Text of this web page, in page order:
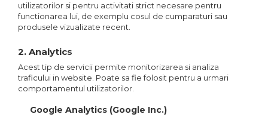
utilizatorilor si pentru activitati strict necesare pentru
functionarea lui, de exemplu cosul de cumparaturi sau
produsele vizualizate recent.
2. Analytics
Acest tip de servicii permite monitorizarea si analiza
traficului in website. Poate sa fie folosit pentru a urmari
comportamentul utilizatorilor.
Google Analytics (Google Inc.)